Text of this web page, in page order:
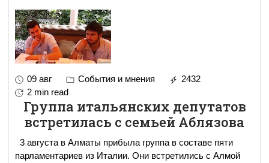
09 авг События и мнения
2432
2 min read
Группа итальянских депутатов
встретилась с семьей Аблязова
3 августа в Алматы прибыла группа в составе пяти
парламентариев из Италии. Они встретились с Алмой